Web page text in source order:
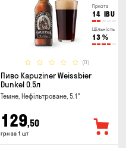
Гіркота
14 IBU
Щільність
13 %
(0)
Пиво Kapuziner Weissbier
Dunkel 0.5л
Темне, Нефільтроване, 5.1°
129,50
грн за 1 шт